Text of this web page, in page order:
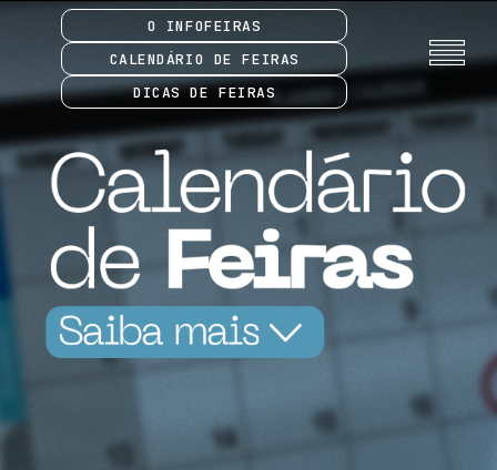
O INFOFEIRAS
CALENDÁRIO DE FEIRAS
DICAS DE FEIRAS